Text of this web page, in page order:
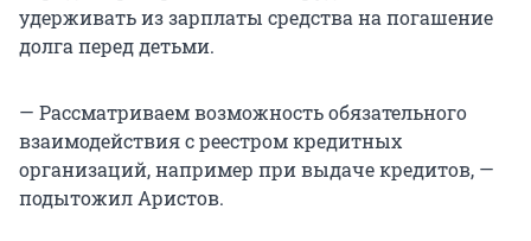
удерживать из зарплаты средства на погашение
долга перед детьми.
— Рассматриваем возможность обязательного
взаимодействия с реестром кредитных
организаций, например при выдаче кредитов, —
подытожил Аристов.